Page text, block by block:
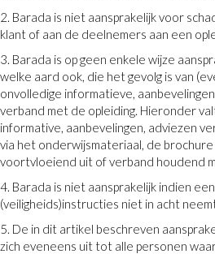
2. Barada is niet aansprakelijk voor
klant of aan de deelnemers aan een
3. Barada is op geen enkele wijze
welke aard ook, die het gevolg is van
onvolledige informatieve,
verband met de opleiding. Hieronder
informative, aanbevelingen, adviezen
via het onderwijsmateriaal, de
voortvloeiend uit of verband houdend
4. Barada is niet aansprakelijk indien
(veiligheids)instructies niet in acht
5. De in dit artikel beschreven
zich eveneens uit tot alle personen